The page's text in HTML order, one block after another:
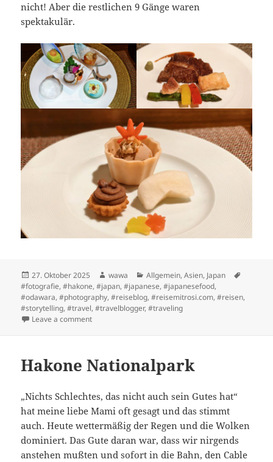
nicht! Aber die restlichen 9 Gänge waren
spektakulär.
Posted
on
27. Oktober 2025 Author
wawa Categories
Allgemein,Asien, Japan
#fotografie,#hakone,#japan,#japanese,#japanesefood,
#odawara,#photography,#reiseblog,#reisemitrosi.com,#reisen,
#storytelling,#travel,#travelblogger,#traveling
Leave a commenton Reisen geht ganz einfach…
Hakone Nationalpark
„Nichts Schlechtes, das nicht auch sein Gutes hat“
hat meine liebe Mami oft gesagt und das stimmt
auch. Heute wettermäßig der Regen und die Wolken
dominiert. Das Gute daran war, dass wir nirgends
anstehen mußten und sofort in die Bahn, den Cable